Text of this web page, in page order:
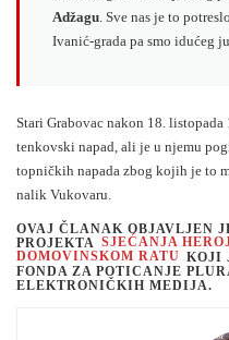
Adžagu. Sve nas je to
Ivanić-grada pa smo idućeg
Stari Grabovac nakon 18.
tenkovski napad, ali je u njemu
topničkih napada zbog kojih je to
nalik Vukovaru.
OVAJ ČLANAK OBJAVLJEN
PROJEKTA SJEĆANJA
DOMOVINSKOM RATU KOJI
FONDA ZA POTICANJE
ELEKTRONIČKIH MEDIJA.